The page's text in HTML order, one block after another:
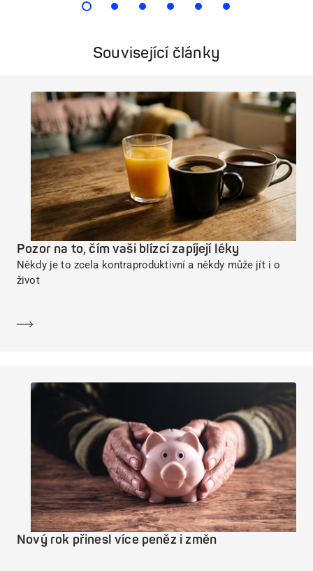
Související články
Pozor na to, čím vaši blízcí zapíjejí léky
Někdy je to zcela kontraproduktivní a někdy může jít i o
život
Nový rok přinesl více peněz i změn